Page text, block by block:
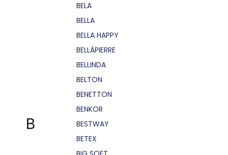
B
BELA
BELLA
BELLA HAPPY
BELLÁPIERRE
BELLINDA
BELTON
BENETTON
BENKOR
BESTWAY
BETEX